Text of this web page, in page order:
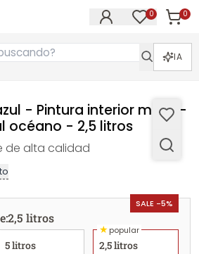
0 0
IA
- Pintura interior mate -
océano - 2,5 litros
de alta calidad
SALE -5%
:2,5 litros
5 litros
★popular
2,5 litros